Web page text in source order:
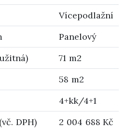
Vícepodlažní
Panelový
71 m2
58 m2
4+kk/4+1
DPH)
2 004 688 Kč